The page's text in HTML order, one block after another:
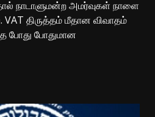
நாடாளுமன்ற அமர்வுகள் நாளை
திருத்தம் மீதான விவாதம்
போது போதுமான